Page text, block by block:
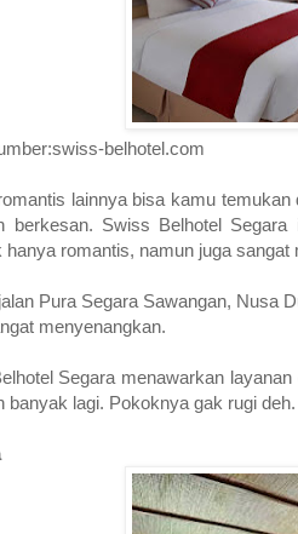
belhotel.com
lainnya bisa kamu
berkesan. Swiss Belhotel
romantis, namun juga sangat
Pura Segara Sawangan, Nusa
menyenangkan.
Segara menawarkan
banyak lagi. Pokoknya gak rugi deh.